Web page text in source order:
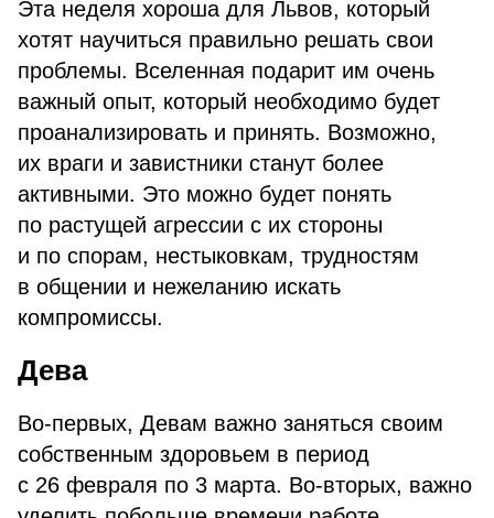
Эта неделя хороша для Львов, который
хотят научиться правильно решать свои
проблемы. Вселенная подарит им очень
важный опыт, который необходимо будет
проанализировать и принять. Возможно,
их враги и завистники станут более
активными. Это можно будет понять
по растущей агрессии с их стороны
и по спорам, нестыковкам, трудностям
в общении и нежеланию искать
компромиссы.
Дева
Во-первых, Девам важно заняться своим
собственным здоровьем в период
с 26 февраля по 3 марта. Во-вторых, важно